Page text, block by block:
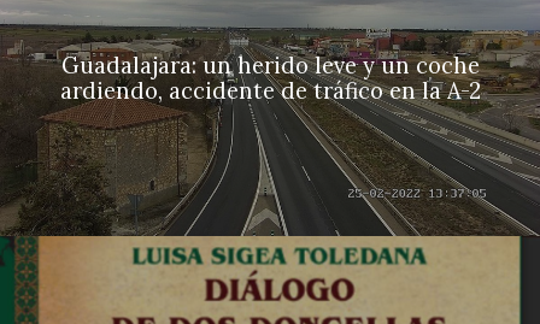
Guadalajara: un herido leve y un coche
ardiendo, accidente de tráfico en la A-2